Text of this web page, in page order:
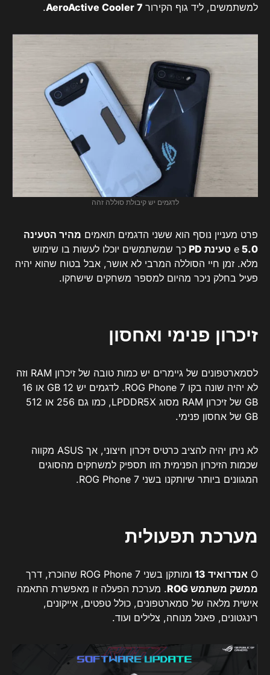
למשתמשים, ליד גוף הקירור AeroActive Cooler 7
.
לדגמים יש קיבולת סוללה זהה
פרט מעניין נוסף הוא ששני הדגמים תואמים מהיר הטעינה
5.0
e טעינת PD
כך שמשתמשים יוכלו לעשות בו שימוש
מלא. זמן חיי הסוללה המרבי לא אושר, אבל בטוח שהוא יהיה
פעיל בחלק ניכר מהיום למספר משחקים שישחקו.
זיכרון פנימי ואחסון
לסמארטפונים של גיימרים יש כמות טובה של זיכרון RAM וזה
לא יהיה שונה בקו ROG Phone 7. לדגמים יש 12 GB או 16
GB של זיכרון RAM מסוג LPDDR5X, כמו גם 256 או 512
GB של אחסון פנימי.
לא ניתן יהיה להציב כרטיס זיכרון חיצוני, אך ASUS מקווה
שכמות הזיכרון הפנימית הזו תספיק למשחקים מהסוגים
המגוונים ביותר שיותקנו בשני ROG Phone 7.
מערכת תפעולית
O אנדרואיד 13 ו
מותקן בשני ROG Phone 7 שהוכרז, דרך
ממשק משתמש ROG
. מערכת הפעלה זו מאפשרת התאמה
אישית מלאה של סמארטפונים, כולל טפטים, אייקונים,
רינגטונים, פאנל מנוחה, צלילים ועוד.